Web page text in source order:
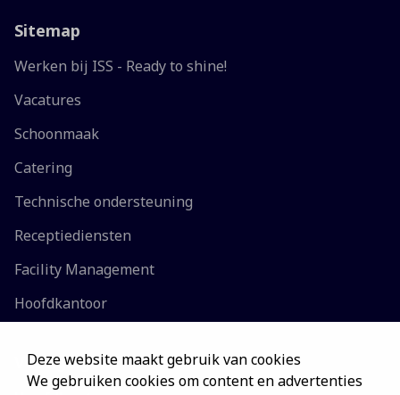
Deze website maakt gebruik van cookies
We gebruiken cookies om content en advertenties
Sitemap
Werken bij ISS - Ready to shine!
Vacatures
Schoonmaak
Catering
Technische ondersteuning
Receptiediensten
Facility Management
Hoofdkantoor
Vestigingen